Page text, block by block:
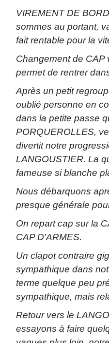
VIREMENT DE
sommes au portant,
fait rentable pour la
Changement de CAP
permet de rentrer
Après un petit
oublié personne en
dans la petite passe
PORQUEROLLES,
divertit notre
LANGOUSTIER. La
fameuse si blanche
Nous débarquons
presque générale
On repart cap sur la
CAP D’ARMES.
Un clapot contraire
sympathique dans
terme quelque peu
sympathique, mais
Retour vers le
essayons à faire